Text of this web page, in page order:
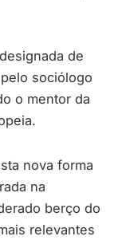
de
sociólogo
o mentor da
nova forma
na
berço do
relevantes